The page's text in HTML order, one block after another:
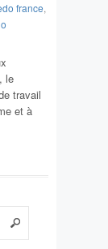
france,
le
travail
et à